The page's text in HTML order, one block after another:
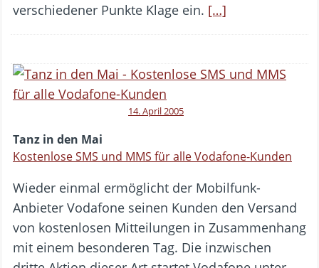
verschiedener Punkte Klage ein. […]
14. April 2005
Tanz in den Mai
Kostenlose SMS und MMS für alle Vodafone-Kunden
Wieder einmal ermöglicht der Mobilfunk-
Anbieter Vodafone seinen Kunden den Versand
von kostenlosen Mitteilungen in Zusammenhang
mit einem besonderen Tag. Die inzwischen